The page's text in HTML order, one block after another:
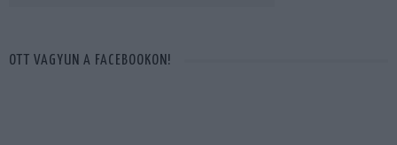
OTT VAGYUN A FACEBOOKON!